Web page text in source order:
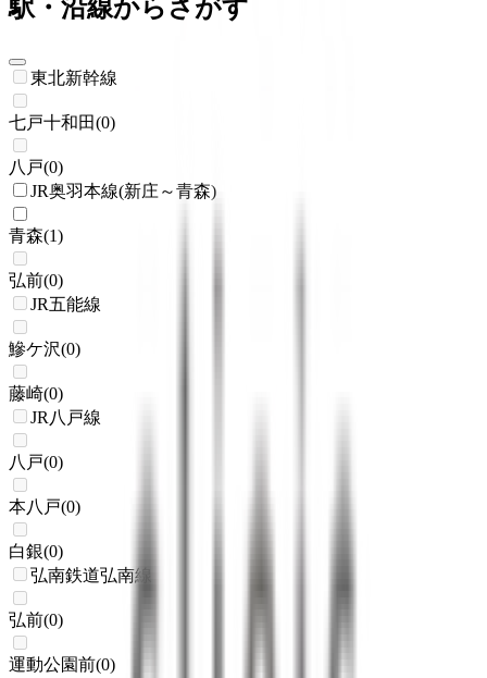
駅・沿線からさがす
東北新幹線
七戸十和田(0)
八戸(0)
JR奥羽本線(新庄～青森)
青森(1)
弘前(0)
JR五能線
鰺ケ沢(0)
藤崎(0)
JR八戸線
八戸(0)
本八戸(0)
白銀(0)
弘南鉄道弘南線
弘前(0)
運動公園前(0)